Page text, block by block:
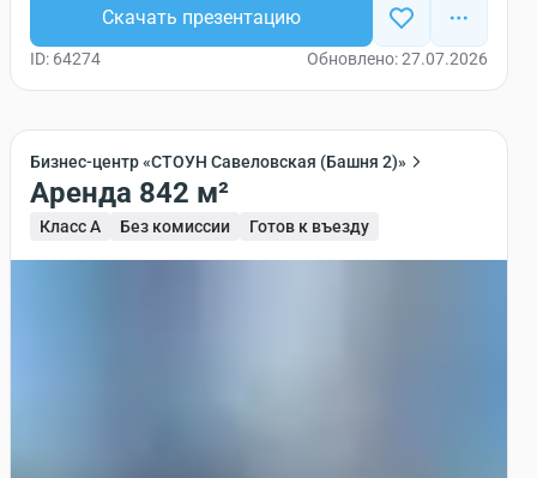
Скачать презентацию
ID: 64274 Обновлено: 27.07.2026
Бизнес-центр «СТОУН Савеловская (Башня 2)»
Аренда 842 м²
Класс A Без комиссии Готов к въезду